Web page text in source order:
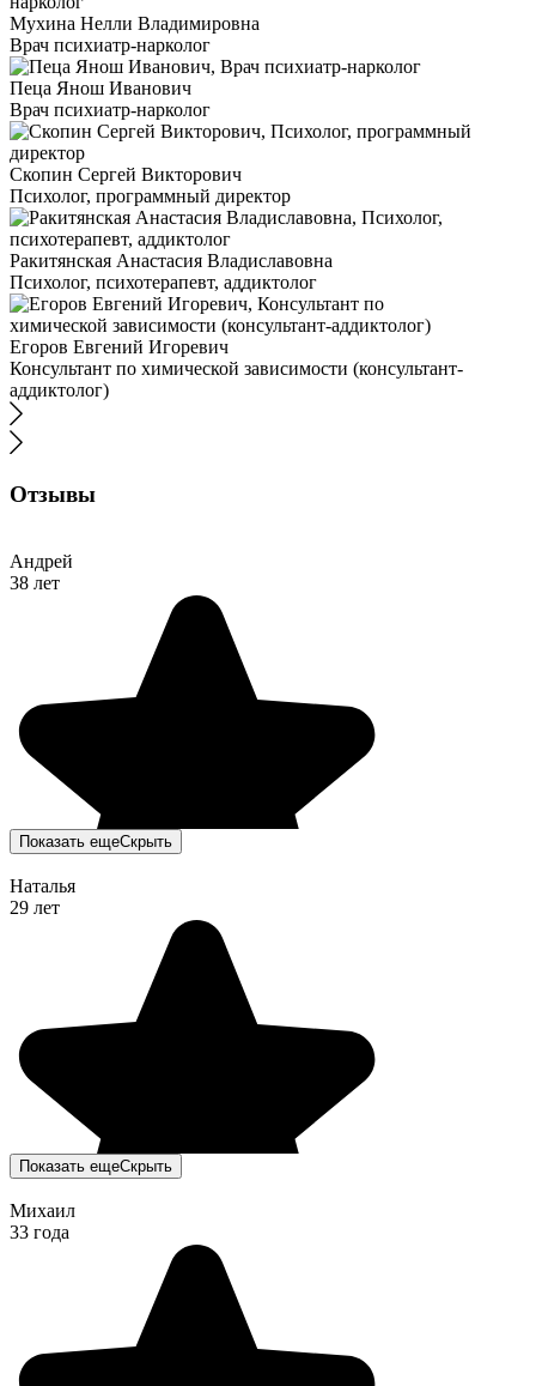
Мухина Нелли Владимировна
Врач психиатр-нарколог
Пеца Янош Иванович
Врач психиатр-нарколог
Скопин Сергей Викторович
Психолог, программный директор
Ракитянская Анастасия Владиславовна
Психолог, психотерапевт, аддиктолог
Егоров Евгений Игоревич
Консультант по химической зависимости (консультант-
аддиктолог)
Отзывы
Андрей
38 лет
Показать ещеСкрыть
Наталья
29 лет
Показать ещеСкрыть
Михаил
33 года